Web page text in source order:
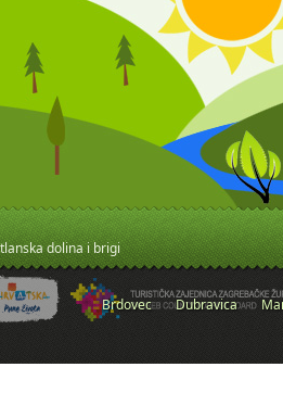
dolina i brigi
Brdovec Dubravica